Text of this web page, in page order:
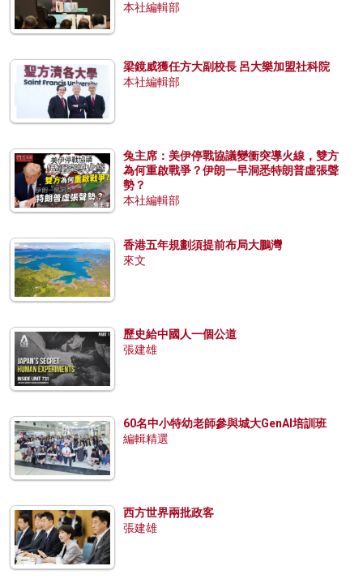
本社編輯部
梁鏡威獲任方大副校長 呂大樂加盟社科院
本社編輯部
兔主席：美伊停戰協議變衝突導火線，雙方
為何重啟戰爭？伊朗一早洞悉特朗普虛張聲
勢？
本社編輯部
香港五年規劃須提前布局大鵬灣
來文
歷史給中國人一個公道
張建雄
60名中小特幼老師參與城大GenAI培訓班
編輯精選
西方世界兩批政客
張建雄